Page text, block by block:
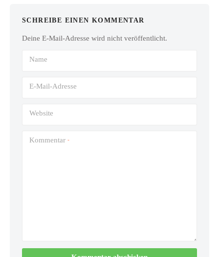
SCHREIBE EINEN KOMMENTAR
Deine E-Mail-Adresse wird nicht veröffentlicht.
Name
E-Mail-Adresse
Website
Kommentar *